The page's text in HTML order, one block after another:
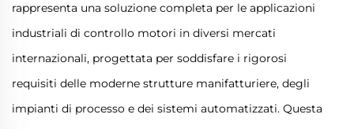
rappresenta una soluzione completa per le applicazioni
industriali di controllo motori in diversi mercati
internazionali, progettata per soddisfare i rigorosi
requisiti delle moderne strutture manifatturiere, degli
impianti di processo e dei sistemi automatizzati. Questa